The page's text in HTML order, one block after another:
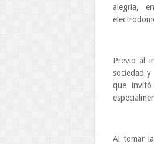
alegría,
Previo al
sociedad
que
Al tomar